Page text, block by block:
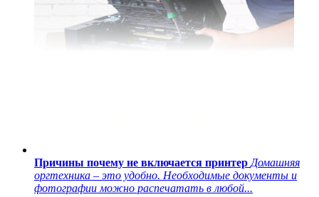
Причины почему не включается принтер Домашняя
оргтехника – это удобно. Необходимые документы и
фотографии можно распечатать в любой...